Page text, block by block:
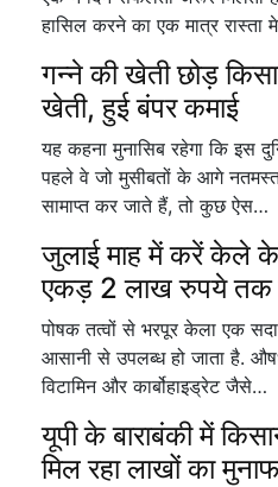
हासिल करने का एक मात्र रास्ता
गन्ने की खेती छोड़
खेती, हुई बंपर कमाई
यह कहना मुनासिब रहेगा कि इस
पहले वे जो मुसीबतों के आगे
सामाप्त कर जाते हैं, तो कुछ ऐस…
जुलाई माह में करें केले के
एकड़ 2 लाख रुपये तक
पोषक तत्वों से भरपूर केला एक
आसानी से उपलब्ध हो जाता है.
विटामिन और कार्बोहाइड्रेट जैसे…
यूपी के बाराबंकी में
मिल रहा लाखों का